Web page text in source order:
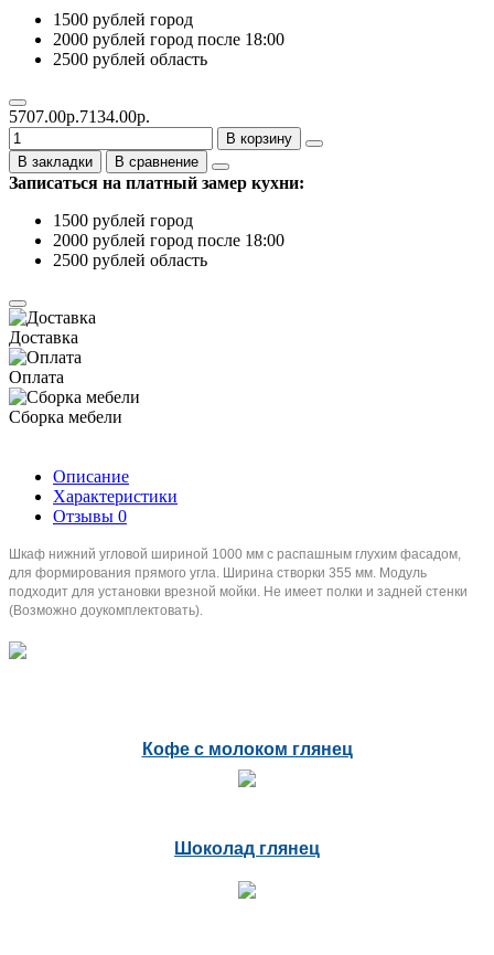
1500 рублей город
2000 рублей город после 18:00
2500 рублей область
5707.00р.7134.00р.
В корзину
В закладки
В сравнение
Записаться на платный замер кухни:
1500 рублей город
2000 рублей город после 18:00
2500 рублей область
Доставка
Оплата
Сборка мебели
Описание
Характеристики
Отзывы 0
Шкаф нижний угловой шириной 1000 мм с распашным глухим фасадом,
для формирования прямого угла. Ширина створки 355 мм. Модуль
подходит для установки врезной мойки. Не имеет полки и задней стенки
(Возможно доукомплектовать).
Кофе с молоком глянец
Шоколад глянец